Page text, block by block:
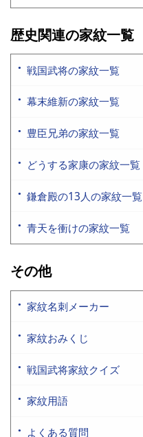
歴史関連の家紋一覧
戦国武将の家紋一覧
幕末維新の家紋一覧
豊臣兄弟の家紋一覧
どうする家康の家紋一覧
鎌倉殿の13人の家紋一覧
青天を衝けの家紋一覧
その他
家紋名刺メーカー
家紋おみくじ
戦国武将家紋クイズ
家紋用語
よくある質問